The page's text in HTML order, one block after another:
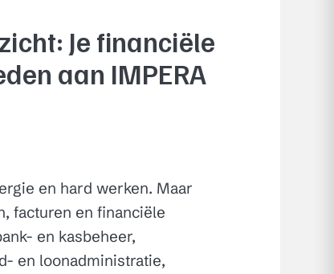
Je financiële
aan IMPERA
en hard werken. Maar
facturen en financiële
en kasbeheer,
en loonadministratie,